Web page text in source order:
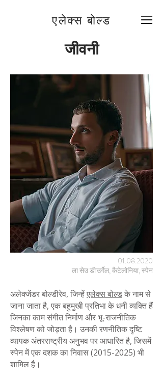
एलेक्स बोल्ड
जीवनी
01.08.2020
ला सेउ डी'उर्गेल, कैटेलोनिया, स्पेन
अलेक्जेंडर बोल्डीरेव, जिन्हेंएलेक्स बोल्डके नाम से
जाना जाता है, एक बहुमुखी प्रतिभा के धनी व्यक्ति हैं
जिनका काम संगीत निर्माण और भू-राजनीतिक
विश्लेषण को जोड़ता है। उनकी रणनीतिक दृष्टि
व्यापक अंतरराष्ट्रीय अनुभव पर आधारित है, जिसमें
स्पेन में एक दशक का निवास(2015-2025) भी
शामिल है।